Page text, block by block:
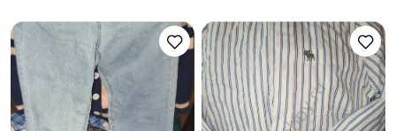
инструменты
Спорт и отдых Хэндмейд